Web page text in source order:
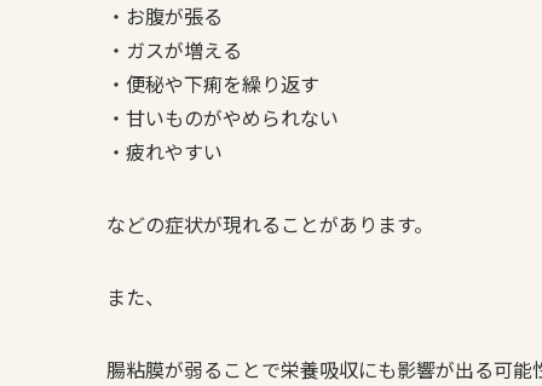
・お腹が張る
・ガスが増える
・便秘や下痢を繰り返す
・甘いものがやめられない
・疲れやすい
などの症状が現れることがあります。
また、
腸粘膜が弱ることで栄養吸収にも影響が出る可能